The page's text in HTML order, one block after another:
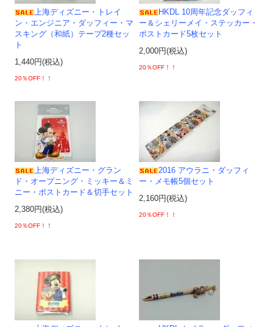
上海ディズニー・トレイ
ン・エンジニア・ダッフィー・マ
スキング（和紙）テープ2種セッ
ト
1,440円(税込)
20％OFF！！
HKDL 10周年記念ダッフィ
ー＆シェリーメイ・ステッカー・
ポストカード5枚セット
2,000円(税込)
20％OFF！！
上海ディズニー・グラン
ド・オープニング・ミッキー＆ミ
ニー・ポストカード＆切手セット
2,380円(税込)
20％OFF！！
2016 アウラニ・ダッフィ
ー・メモ帳5個セット
2,160円(税込)
20％OFF！！